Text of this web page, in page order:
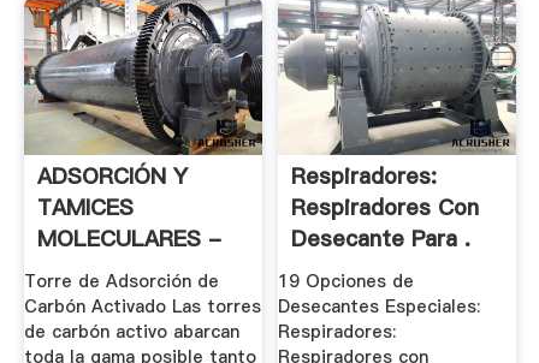
ADSORCIÓN Y
TAMICES
MOLECULARES -
Prezi
Torre de Adsorción de
Carbón Activado Las torres
de carbón activo abarcan
toda la gama posible tanto
Respiradores:
Respiradores Con
Desecante Para .
19 Opciones de
Desecantes Especiales:
Respiradores:
Respiradores con